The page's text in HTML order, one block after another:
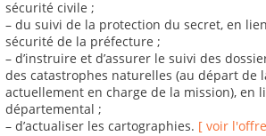
sécurité civile ;
– du suivi de la protection du secret, en
sécurité de la préfecture ;
– d’instruire et d’assurer le suivi des
des catastrophes naturelles (au départ de
actuellement en charge de la mission), en
départemental ;
– d’actualiser les cartographies. [ voir